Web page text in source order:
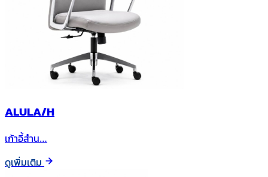
ALULA/H
เก้าอี้สำน…
ดูเพิ่มเติม